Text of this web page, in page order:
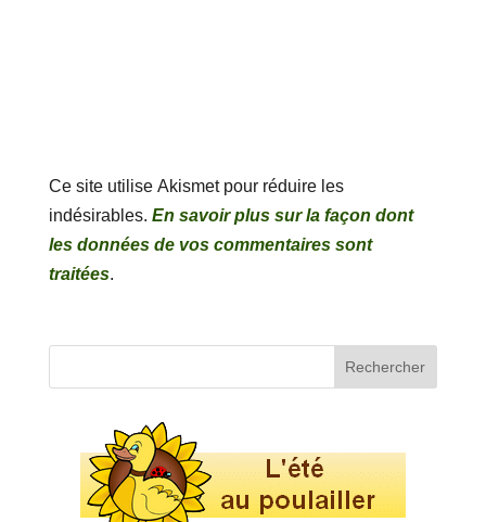
Ce site utilise Akismet pour réduire les
indésirables. En savoir plus sur la façon dont
les données de vos commentaires sont
traitées.